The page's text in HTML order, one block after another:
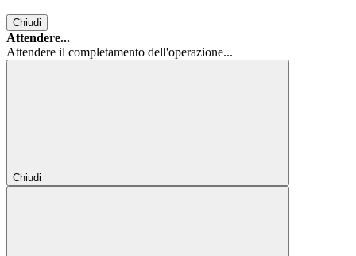
Chiudi
Attendere...
Attendere il completamento dell'operazione...
Chiudi